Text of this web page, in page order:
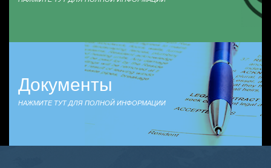
Документы
НАЖМИТЕ ТУТ ДЛЯ ПОЛНОЙ ИНФОРМАЦИИ